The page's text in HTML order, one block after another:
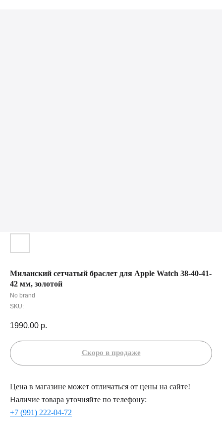
Миланский сетчатый браслет для Apple Watch 38-40-41-
42 мм, золотой
No brand
SKU:
1990,00 р.
Цена в магазине может отличаться от цены на сайте!
Наличие товара уточняйте по телефону:
+7 (991) 222-04-72